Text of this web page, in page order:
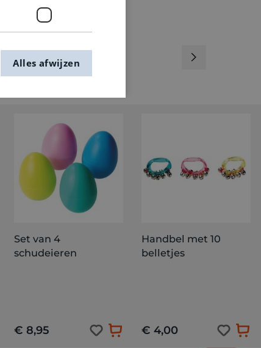
Set van 4
schudeieren
€ 8,95
Handbel met 10
belletjes
€ 4,00
Alles afwijzen